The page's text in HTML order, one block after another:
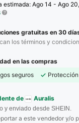
estimada:Ago 14 - Ago 20,
gratuitas en 30
los términos y
en las compras
seguros
de Auralis
y enviado desde SHEIN.
a este vendedor y/o